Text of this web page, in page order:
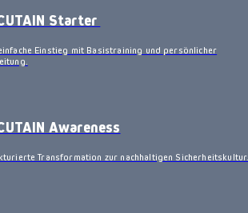
Starter
Einstieg mit Basistraining und persönlicher
Awareness
Transformation zur nachhaltigen Sicherheitskultur.